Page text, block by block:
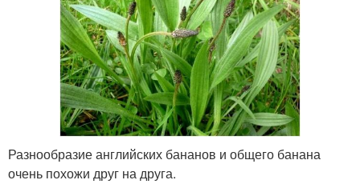
Разнообразие английских бананов и общего банана
очень похожи друг на друга.